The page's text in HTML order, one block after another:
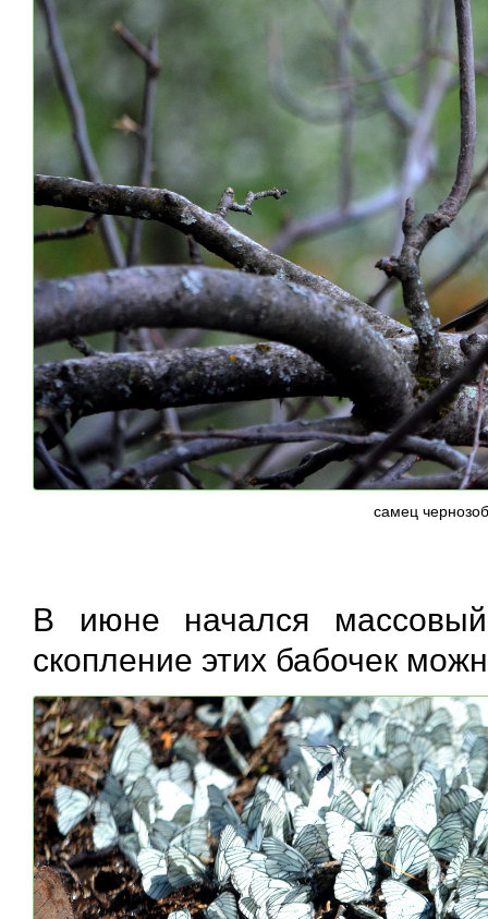
самец
В июне начался
скопление этих бабочек